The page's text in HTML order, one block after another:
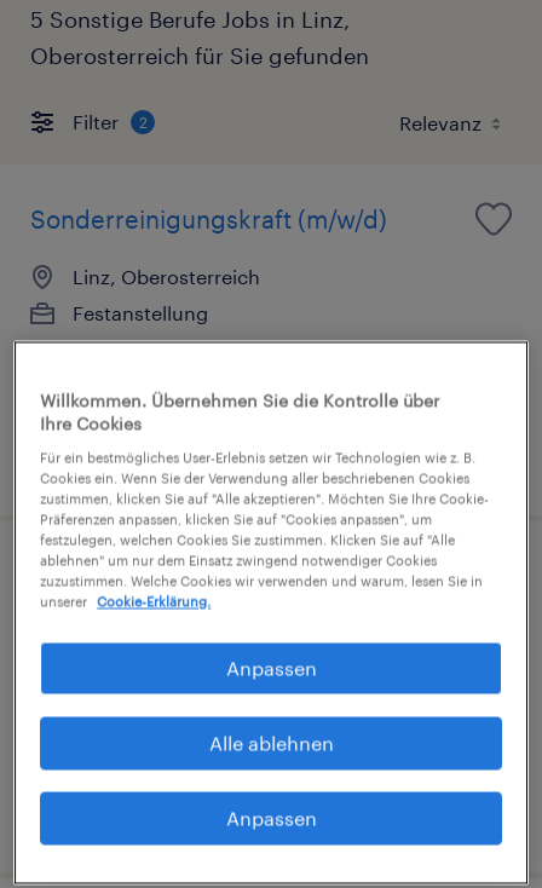
5 Sonstige Berufe Jobs in Linz,
Oberosterreich für Sie gefunden
Filter 2
Sonderreinigungskraft (m/w/d)
Linz, Oberosterreich
Festanstellung
€13.90 pro stunde
veröffentlicht am 23. Juni 2026
Reinigungskraft (m/w/d) für 2
Std./Woche (Freie Zeiteinteilung!)
Linz, Oberosterreich
€14.00 pro stunde
veröffentlicht am 25. Juni 2026
Willkommen. Übernehmen Sie die Kontrolle über
Ihre Cookies
Für ein bestmögliches User-Erlebnis setzen wir Technologien wie z. B.
Cookies ein. Wenn Sie der Verwendung aller beschriebenen Cookies
zustimmen, klicken Sie auf "Alle akzeptieren". Möchten Sie Ihre Cookie-
Präferenzen anpassen, klicken Sie auf "Cookies anpassen", um
festzulegen, welchen Cookies Sie zustimmen. Klicken Sie auf "Alle
ablehnen" um nur dem Einsatz zwingend notwendiger Cookies
zuzustimmen. Welche Cookies wir verwenden und warum, lesen Sie in
unserer
Cookie-Erklärung.
Anpassen
Alle ablehnen
Anpassen